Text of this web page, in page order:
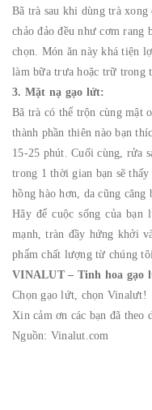
Bã trà sau khi dùng trà xong
chảo đảo đều như cơm
chọn. Món ăn này khá tiện
làm bữa trưa hoặc trữ trong
3. Mặt nạ gạo lứt:
Bã trà có thể trộn cùng mật
thành phần thiên nào bạn
15-25 phút. Cuối cùng, rửa
trong 1 thời gian bạn sẽ
hồng hào hơn, da cũng căng
Hãy để cuộc sống của
mạnh, tràn đầy hứng khởi
phẩm chất lượng từ chúng
VINALUT – Tinh hoa gạo
Chọn gạo lứt, chọn Vinalưt!
Xin cảm ơn các bạn đã theo
Nguồn: Vinalut.com